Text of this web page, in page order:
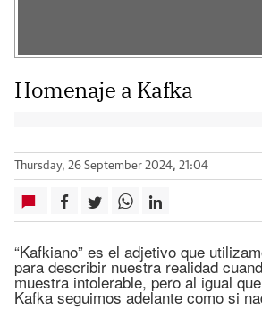
Homenaje a Kafka
Thursday, 26 September 2024, 21:04
“Kafkiano” es el adjetivo que
para describir nuestra realidad
muestra intolerable, pero al igual
Kafka seguimos adelante como si